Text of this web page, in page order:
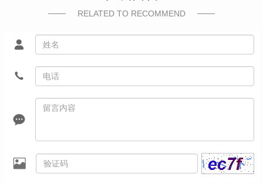
RELATED TO RECOMMEND